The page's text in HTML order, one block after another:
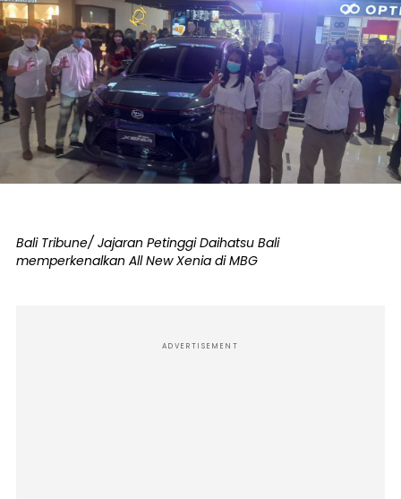
Bali Tribune/ Jajaran Petinggi Daihatsu Bali
memperkenalkan All New Xenia di MBG
ADVERTISEMENT